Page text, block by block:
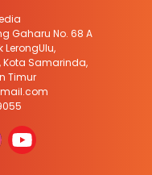
Gaharu No. 68 A
LerongUlu,
Samarinda,
Timur